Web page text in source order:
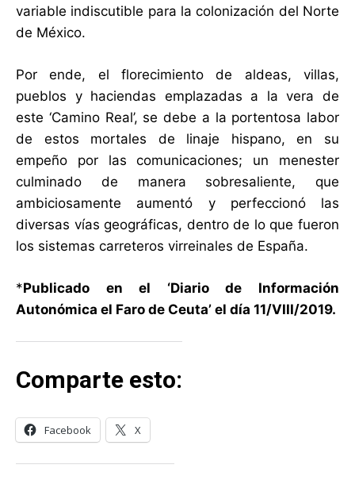
variable indiscutible para la colonización del Norte
de México.
Por ende, el florecimiento de aldeas, villas,
pueblos y haciendas emplazadas a la vera de
este ‘Camino Real’, se debe a la portentosa labor
de estos mortales de linaje hispano, en su
empeño por las comunicaciones; un menester
culminado de manera sobresaliente, que
ambiciosamente aumentó y perfeccionó las
diversas vías geográficas, dentro de lo que fueron
los sistemas carreteros virreinales de España.
*Publicado en el ‘Diario de Información
Autonómica el Faro de Ceuta’ el día 11/VIII/2019.
Comparte esto:
Facebook X